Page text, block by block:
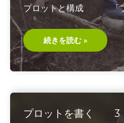
プロットと構成 「プ
プ
ロ
ッ
ト
を
4
続きを読む »
プロットを書く 3